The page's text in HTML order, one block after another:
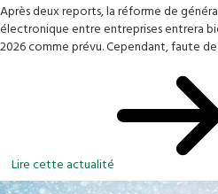
Après deux reports, la réforme de
électronique entre entreprises entrera
2026 comme prévu. Cependant, faute
Lire cette actualité